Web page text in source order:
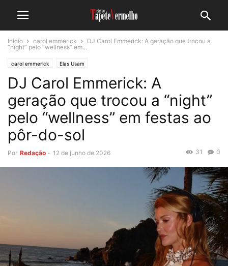
Início carol emmerick
DJ Carol Emmerick: A geração que trocou a
“night” pelo “wellness” em...
carol emmerick Elas Usam
DJ Carol Emmerick: A
geração que trocou a “night”
pelo “wellness” em festas ao
pôr-do-sol
Por Redação - 12 de junho de 2026 0
31